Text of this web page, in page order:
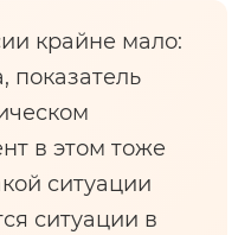
крайне мало:
показатель
в этом тоже
ситуации
ситуации в